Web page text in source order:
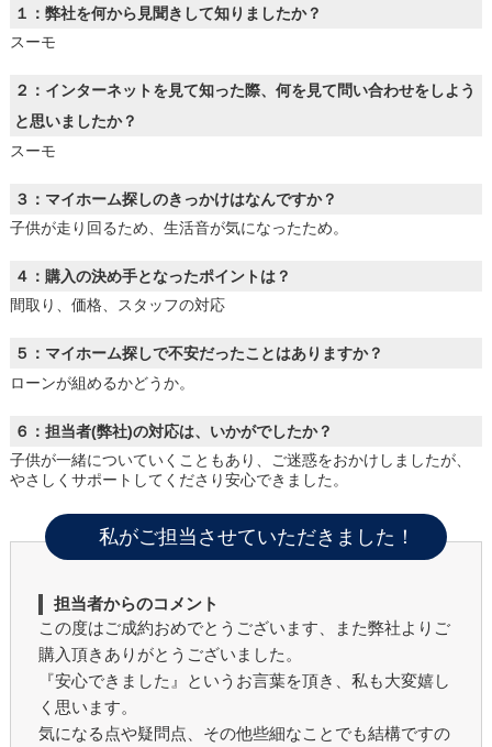
１：弊社を何から見聞きして知りましたか？
スーモ
２：インターネットを見て知った際、何を見て問い合わせをしよう
と思いましたか？
スーモ
３：マイホーム探しのきっかけはなんですか？
子供が走り回るため、生活音が気になったため。
４：購入の決め手となったポイントは？
間取り、価格、スタッフの対応
５：マイホーム探しで不安だったことはありますか？
ローンが組めるかどうか。
６：担当者(弊社)の対応は、いかがでしたか？
子供が一緒についていくこともあり、ご迷惑をおかけしましたが、
やさしくサポートしてくださり安心できました。
私がご担当させていただきました！
担当者からのコメント
この度はご成約おめでとうございます、また弊社よりご
購入頂きありがとうございました。
『安心できました』というお言葉を頂き、私も大変嬉し
く思います。
気になる点や疑問点、その他些細なことでも結構ですの